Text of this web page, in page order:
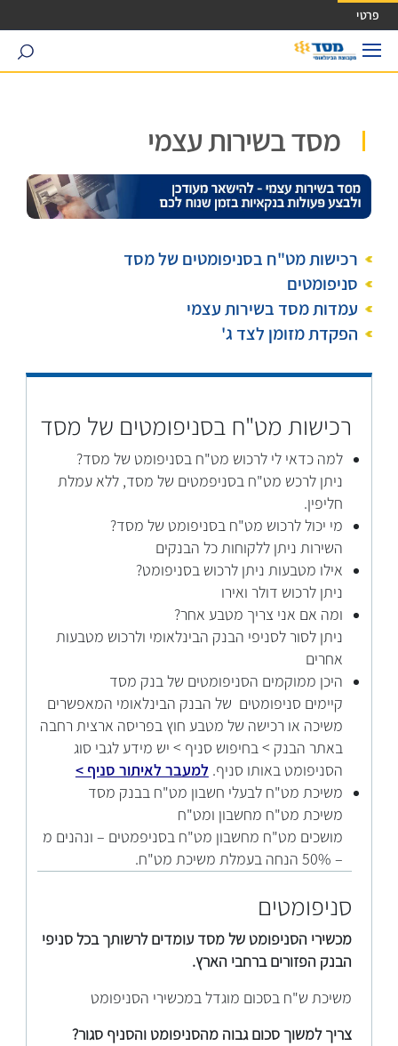
גישה ישירה לכפתור כניסה לחשבונך
פרטי
search
מסד בשירות עצמי
רכישות מט"ח בסניפומטים של מסד
סניפומטים
עמדות מסד בשירות עצמי
הפקדת מזומן לצד ג'
רכישות מט"ח בסניפומטים של מסד
למה כדאי לי לרכוש מט"ח בסניפומט של מסד?
ניתן לרכש מט"ח בסניפמטים של מסד, ללא עמלת
חליפין.
מי יכול לרכוש מט"ח בסניפומט של מסד?
השירות ניתן ללקוחות כל הבנקים
אילו מטבעות ניתן לרכוש בסניפומט?
ניתן לרכוש דולר ואירו
ומה אם אני צריך מטבע אחר?
ניתן לסור לסניפי הבנק הבינלאומי ולרכוש מטבעות
אחרים
היכן ממוקמים הסניפומטים של בנק מסד
קיימים סניפומטים של הבנק הבינלאומי המאפשרים
משיכה או רכישה של מטבע חוץ בפריסה ארצית רחבה
באתר הבנק > בחיפוש סניף > יש מידע לגבי סוג
הסניפומט באותו סניף. למעבר לאיתור סניף >
משיכת מט"ח לבעלי חשבון מט"ח בבנק מסד
משיכת מט"ח מחשבון ומט"ח
מושכים מט"ח מחשבון מט"ח בסניפמטים – ונהנים מ
– 50% הנחה בעמלת משיכת מט"ח.
סניפומטים
מכשירי הסניפומט של מסד עומדים לרשותך בכל סניפי
הבנק הפזורים ברחבי הארץ.
משיכת ש"ח בסכום מוגדל במכשירי הסניפומט
צריך למשוך סכום גבוה מהסניפומט והסניף סגור?